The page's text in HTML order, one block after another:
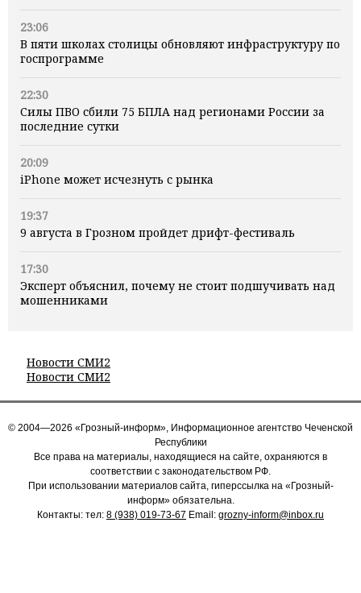
23:06
В пяти школах столицы обновляют инфраструктуру по
госпрограмме
22:30
Силы ПВО сбили 75 БПЛА над регионами России за
последние сутки
20:09
iPhone может исчезнуть с рынка
19:37
9 августа в Грозном пройдет дрифт-фестиваль
17:30
Эксперт объяснил, почему не стоит подшучивать над
мошенниками
Новости СМИ2
Новости СМИ2
© 2004—2026 «Грозный-информ», Информационное агентство Чеченской
Республики
Все права на материалы, находящиеся на сайте, охраняются в
соответствии с законодательством РФ.
При использовании материалов сайта, гиперссылка на «Грозный-
информ» обязательна.
Контакты: тел: 8 (938) 019-73-67 Email: grozny-inform@inbox.ru